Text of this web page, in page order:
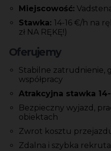
Miejscowość:
Stawka: 14-16 €/h na
zł NA RĘKĘ!)
Oferujemy
Stabilne zatrudnienie,
współpracy
Atrakcyjna stawka
Bezpieczny wyjazd,
obiektach
Zwrot kosztu
Zdalna i szybka